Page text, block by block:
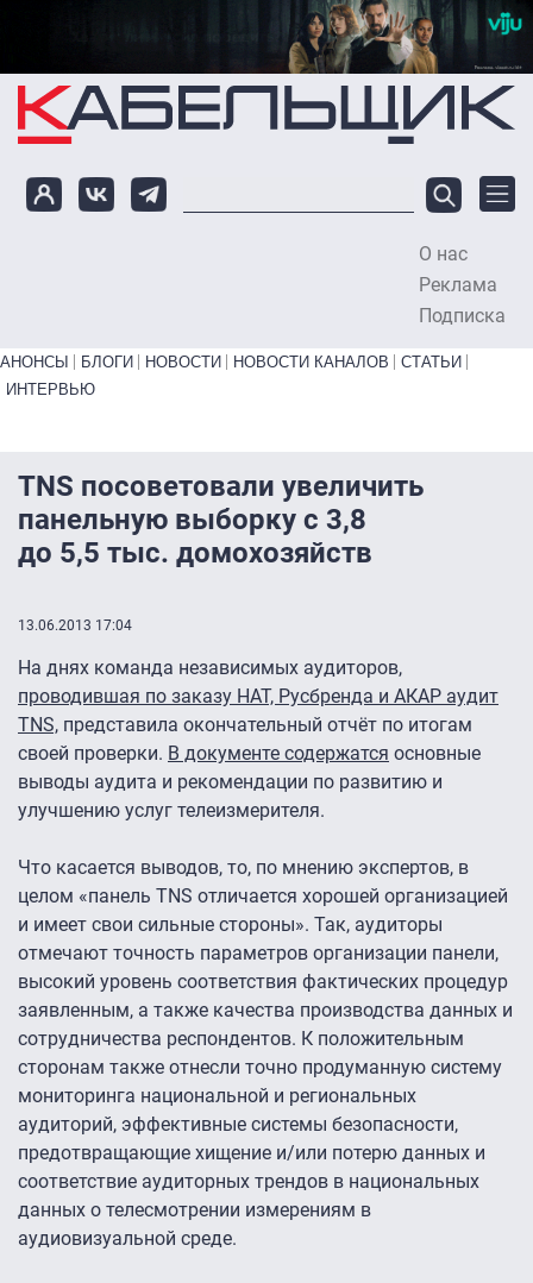
Перейти к основному содержанию
О нас
Реклама
Подписка
Primary links bottom
АНОНСЫ БЛОГИ НОВОСТИ НОВОСТИ КАНАЛОВ
СТАТЬИ
ИНТЕРВЬЮ
TNS посоветовали увеличить
панельную выборку с 3,8
до 5,5 тыс. домохозяйств
13.06.2013 17:04
На днях команда независимых аудиторов,
проводившая по заказу НАТ, Русбренда и АКАР аудит
TNS, представила окончательный отчёт по итогам
своей проверки. В документе содержатся основные
выводы аудита и рекомендации по развитию и
улучшению услуг телеизмерителя.
Что касается выводов, то, по мнению экспертов, в
целом «панель TNS отличается хорошей организацией
и имеет свои сильные стороны». Так, аудиторы
отмечают точность параметров организации панели,
высокий уровень соответствия фактических процедур
заявленным, а также качества производства данных и
сотрудничества респондентов. К положительным
сторонам также отнесли точно продуманную систему
мониторинга национальной и региональных
аудиторий, эффективные системы безопасности,
предотвращающие хищение и/или потерю данных и
соответствие аудиторных трендов в национальных
данных о телесмотрении измерениям в
аудиовизуальной среде.